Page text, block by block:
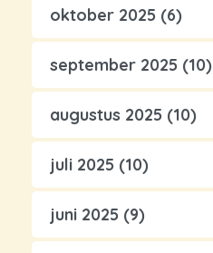
oktober 2025 (6)
september 2025 (10)
augustus 2025 (10)
juli 2025 (10)
juni 2025 (9)